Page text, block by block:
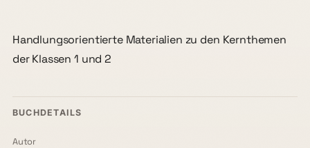
Handlungsorientierte Materialien zu den Kernthemen
der Klassen 1 und 2
BUCHDETAILS
Autor